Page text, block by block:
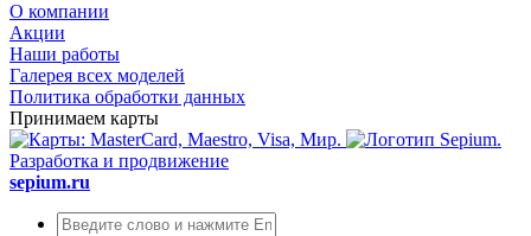
О компании
Акции
Наши работы
Галерея всех моделей
Политика обработки данных
Принимаем карты
Разработка и продвижение
sepium.ru